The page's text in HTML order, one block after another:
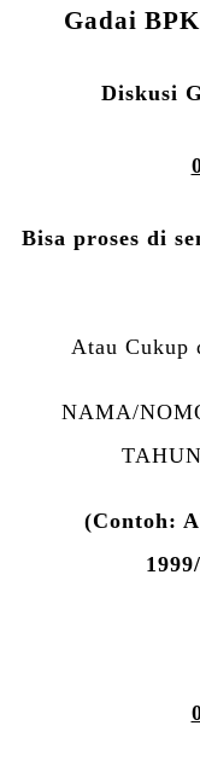
Gadai
Diskusi
Bisa proses di
Atau Cukup
NAMA/
(Contoh: